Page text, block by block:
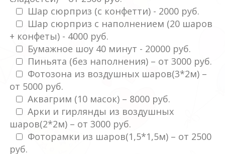
Шар сюрприз (с конфетти) - 2000 руб.
Шар сюрприз с наполнением (20 шаров
+ конфеты) - 4000 руб.
Бумажное шоу 40 минут - 20000 руб.
Пиньята (без наполнения) – от 3000 руб.
Фотозона из воздушных шаров(3*2м) –
от 5000 руб.
Аквагрим (10 масок) – 8000 руб.
Арки и гирлянды из воздушных
шаров(2*2м) – от 3000 руб.
Фоторамки из шаров(1,5*1,5м) – от 2500
руб.